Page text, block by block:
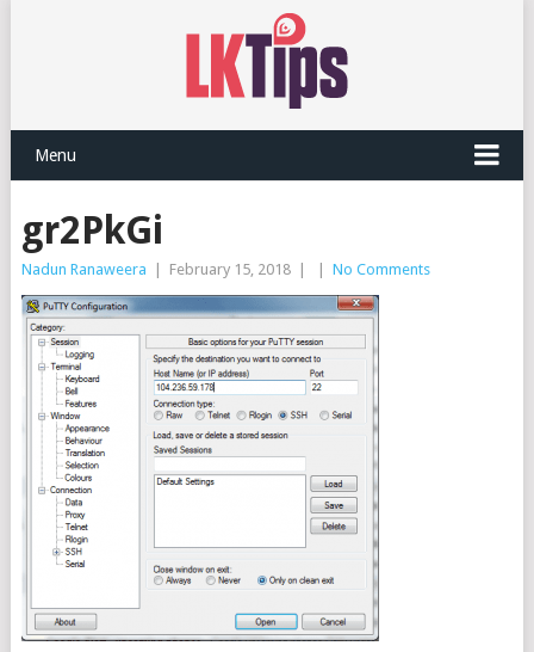
Menu
gr2PkGi
Nadun Ranaweera February 15, 2018 No Comments